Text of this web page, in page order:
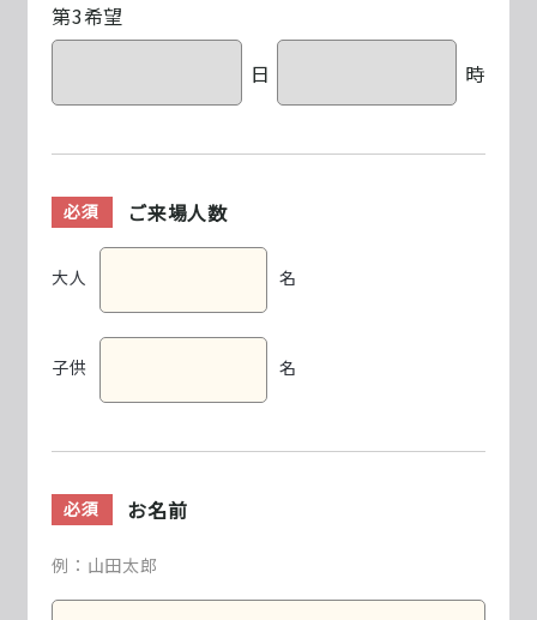
第3希望
日
時
必須 ご来場人数
大人 名
子供 名
必須 お名前
例：山田太郎